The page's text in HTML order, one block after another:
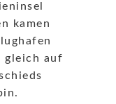
kamen
gleich auf